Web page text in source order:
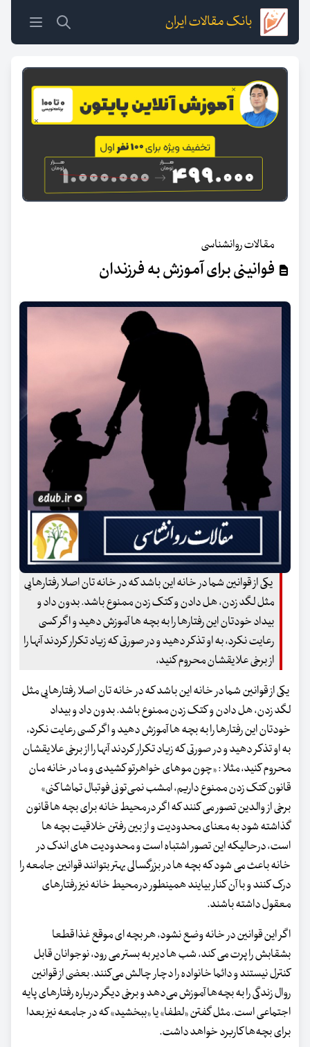
بانک مقالات ایران
مقالات روانشناسی
فوانینی برای آموزش به فرزندان
یکی از قوانین شما در خانه این باشد که در خانه تان اصلا رفتارهایی
مثل لگد زدن، هل دادن و کتک زدن ممنوع باشد. بدون داد و
بیداد خودتان این رفتارها را به بچه ها آموزش دهید و اگر کسی
رعایت نکرد، به او تذکر دهید و در صورتی که زیاد تکرار کردند آنها را
از برخی علایقشان محروم کنید،
یکی از قوانین شما در خانه این باشد که در خانه تان اصلا رفتارهایی مثل
لگد زدن، هل دادن و کتک زدن ممنوع باشد. بدون داد و بیداد
خودتان این رفتارها را به بچه ها آموزش دهید و اگر کسی رعایت نکرد،
به او تذکر دهید و در صورتی که زیاد تکرار کردند آنها را از برخی علایقشان
محروم کنید، مثلا : «چون موهای خواهرتو کشیدی و ما در خانه مان
قانون کتک زدن ممنوع داریم، امشب نمی‌تونی فوتبال تماشا کنی»
برخی از والدین تصور می کنند که اگر در محیط خانه برای بچه ها قانون
گذاشته شود به معنای محدودیت و از بین رفتن خلاقیت بچه ها
است، درحالیکه این تصور اشتباه است و محدودیت های اندک در
خانه باعث می شود که بچه ها در بزرگسالی بهتر بتوانند قوانین جامعه را
درک کنند و با آن کنار بیایند همینطور در محیط خانه نیز رفتارهای
معقول داشته باشند.
اگر این قوانین در خانه وضع نشود، هر بچه ای موقع غذا قطعا
بشقابش را پرت می کند، شب ها دیر به بستر می رود، نوجوانان قابل
کنترل نیستند و دائما خانواده را دچار چالش می‌کنند. بعضی از قوانین
روال زندگی را به بچه‌ها آموزش می‌دهد و برخی دیگر درباره رفتارهای پایه
اجتماعی است. مثل گفتن «لطفا» یا «ببخشید» که در جامعه نیز بعدا
برای بچه‌ها کاربرد خواهد داشت.